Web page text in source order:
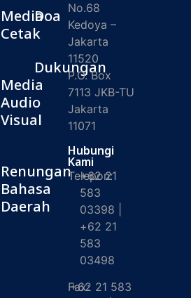
Media
Cetak
Media
Audio
Visual
Renungan
Bahasa
Daerah
Doa
Dukungan
No.68
Kedoya –
Jakarta
11520
P.O. Box
7113 JKB-TU
Jakarta
11071
Hubungi
Kami
Telepon:
+62 21
583
03398 |
+62 21
583
03498
Fax:
+62 21 583